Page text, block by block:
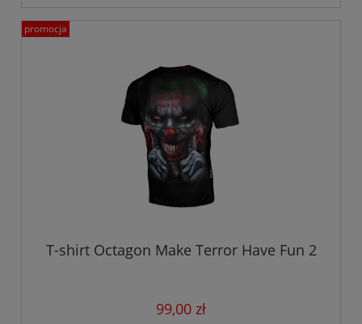
T-shirt Octagon Make Terror Have Fun 2
99,00 zł
promocja